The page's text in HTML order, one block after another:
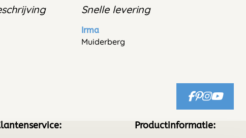
Snelle levering
Irma
Muiderberg
Productinformatie: